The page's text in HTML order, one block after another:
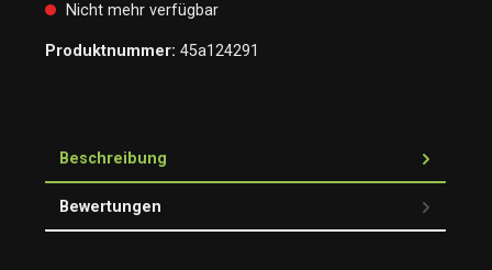
Nicht mehr verfügbar
Produktnummer: 45a124291
Beschreibung
Bewertungen